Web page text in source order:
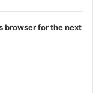
browser for the next